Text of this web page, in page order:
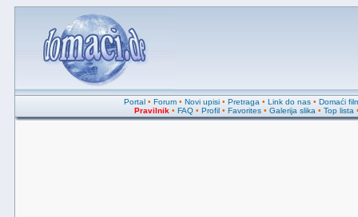
Portal• Forum• Novi upisi• Pretraga • Link do nas• Domaći
Pravilnik • FAQ • Profil • Favorites • Galerija slika • Top lista